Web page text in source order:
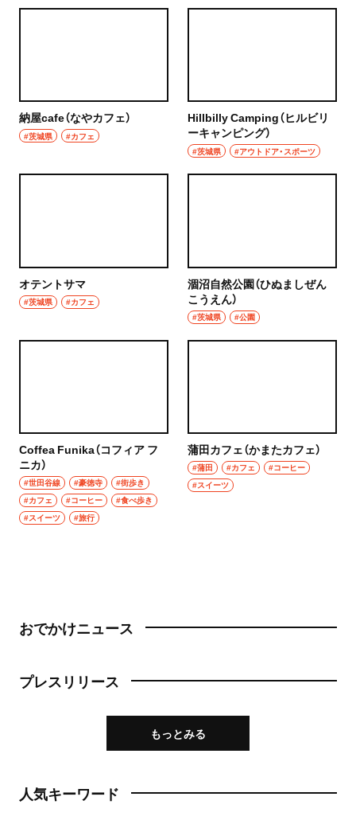
納屋cafe（なやカフェ）
#茨城県 #カフェ
Hillbilly Camping（ヒルビリ
ーキャンピング）
#茨城県 #アウトドア・スポーツ
オテントサマ
#茨城県 #カフェ
涸沼自然公園（ひぬましぜん
こうえん）
#茨城県 #公園
Coffea Funika（コフィア フ
ニカ）
#世田谷線 #豪徳寺
#街歩き
#カフェ
#コーヒー
#食べ歩き
#スイーツ
#旅行
蒲田カフェ（かまたカフェ）
#蒲田 #カフェ
#コーヒー
#スイーツ
おでかけニュース
プレスリリース
もっとみる
人気キーワード